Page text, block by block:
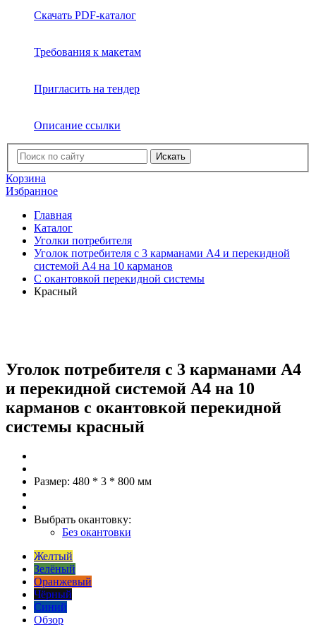
Скачать PDF-каталог
Требования к макетам
Пригласить на тендер
Описание ссылки
Искать
Корзина
Избранное
Главная
Каталог
Уголки потребителя
Уголок потребителя с 3 карманами А4 и перекидной
системой А4 на 10 карманов
C окантовкой перекидной системы
Красный
Уголок потребителя с 3 карманами А4
и перекидной системой А4 на 10
карманов c окантовкой перекидной
системы красный
Размер: 480 * 3 * 800 мм
Выбрать окантовку:
Без окантовки
Желтый
Зелёный
Оранжевый
Чёрный
Синий
Обзор